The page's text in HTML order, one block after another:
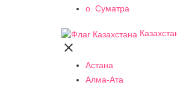
о. Суматра

Астана
Алма-Ата